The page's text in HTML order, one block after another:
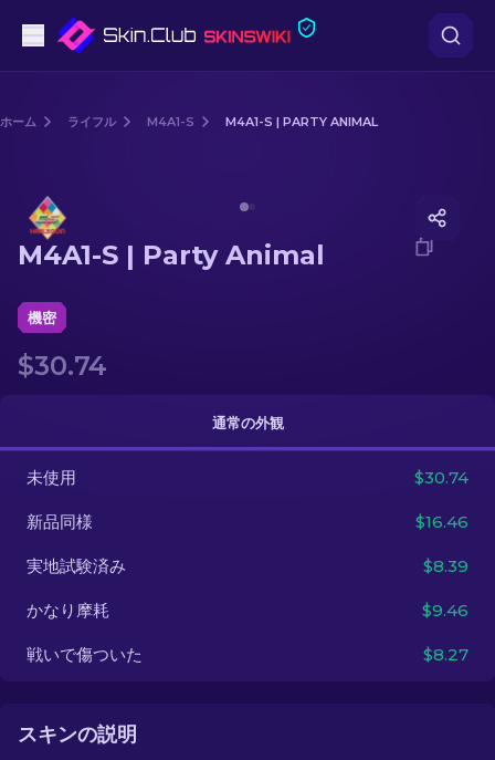
スナイパーライフル
グローブ
その他
ホーム ライフル M4A1-S M4A1-S | PARTY ANIMAL
M4A1-S | Party Animal
機密
$30.74
通常の外観
未使用 $30.74
新品同様 $16.46
実地試験済み $8.39
かなり摩耗 $9.46
戦いで傷ついた $8.27
スキンの説明